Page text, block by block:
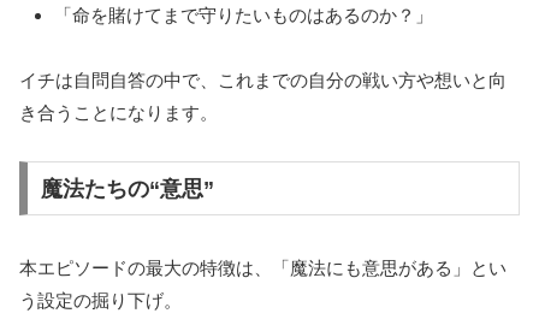
「命を賭けてまで守りたいものはあるのか？」
イチは自問自答の中で、これまでの自分の戦い方や想いと向
き合うことになります。
魔法たちの“意思”
本エピソードの最大の特徴は、「魔法にも意思がある」とい
う設定の掘り下げ。